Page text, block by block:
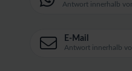
Antwort innerhalb
E-Mail
Antwort innerhalb